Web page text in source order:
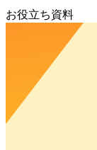
お役立ち資料